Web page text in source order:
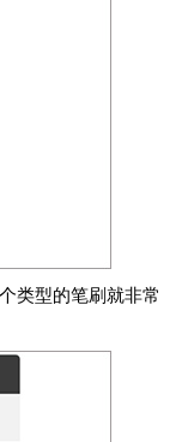
类型的笔刷就非常